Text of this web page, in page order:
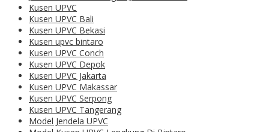
Kusen UPVC
Kusen UPVC Bali
Kusen UPVC Bekasi
Kusen upvc bintaro
Kusen UPVC Conch
Kusen UPVC Depok
Kusen UPVC Jakarta
Kusen UPVC Makassar
Kusen UPVC Serpong
Kusen UPVC Tangerang
Model Jendela UPVC